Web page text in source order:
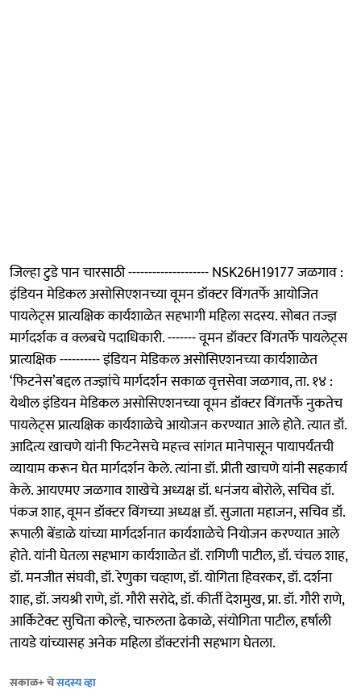
जिल्हा टुडे पान चारसाठी -------------------- NSK26H19177 जळगाव :
इंडियन मेडिकल असोसिएशनच्या वूमन डॉक्टर विंगतर्फे आयोजित
पायलेट्स प्रात्यक्षिक कार्यशाळेत सहभागी महिला सदस्य. सोबत तज्ज्ञ
मार्गदर्शक व क्लबचे पदाधिकारी. ------- वूमन डॉक्टर विंगतर्फे पायलेट्स
प्रात्यक्षिक ---------- इंडियन मेडिकल असोसिएशनच्या कार्यशाळेत
‘फिटनेस’बद्दल तज्ज्ञांचे मार्गदर्शन सकाळ वृत्तसेवा जळगाव, ता. १४ :
येथील इंडियन मेडिकल असोसिएशनच्या वूमन डॉक्टर विंगतर्फे नुकतेच
पायलेट्स प्रात्यक्षिक कार्यशाळेचे आयोजन करण्यात आले होते. त्यात डॉ.
आदित्य खाचणे यांनी फिटनेसचे महत्त्व सांगत मानेपासून पायापर्यंतची
व्यायाम करून घेत मार्गदर्शन केले. त्यांना डॉ. प्रीती खाचणे यांनी सहकार्य
केले. आयएमए जळगाव शाखेचे अध्यक्ष डॉ. धनंजय बोरोले, सचिव डॉ.
पंकज शाह, वूमन डॉक्टर विंगच्या अध्यक्ष डॉ. सुजाता महाजन, सचिव डॉ.
रूपाली बेंडाळे यांच्या मार्गदर्शनात कार्यशाळेचे नियोजन करण्यात आले
होते. यांनी घेतला सहभाग कार्यशाळेत डॉ. रागिणी पाटील, डॉ. चंचल शाह,
डॉ. मनजीत संघवी, डॉ. रेणुका चव्हाण, डॉ. योगिता हिवरकर, डॉ. दर्शना
शाह, डॉ. जयश्री राणे, डॉ. गौरी सरोदे, डॉ. कीर्ती देशमुख, प्रा. डॉ. गौरी राणे,
आर्किटेक्ट सुचिता कोल्हे, चारुलता ढेकाळे, संयोगिता पाटील, हर्षाली
तायडे यांच्यासह अनेक महिला डॉक्टरांनी सहभाग घेतला.
सकाळ+ चेसदस्य व्हा